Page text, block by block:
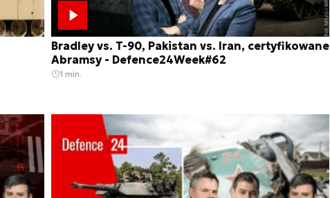
Bradley vs. T-90, Pakistan vs. Iran, certyfikowane
Abramsy - Defence24Week#62
1 min.